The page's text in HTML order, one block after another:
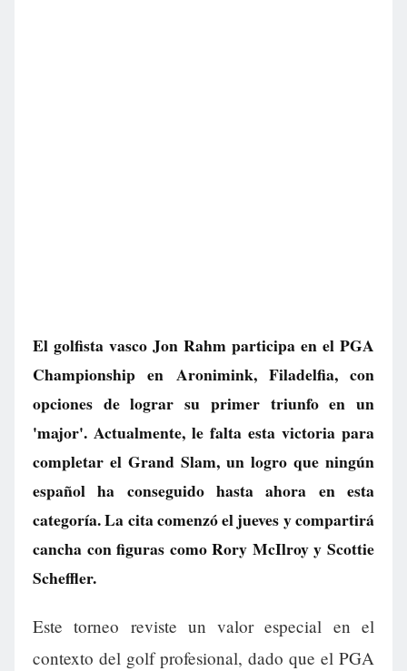
El golfista vasco Jon Rahm participa en el PGA
Championship en Aronimink, Filadelfia, con
opciones de lograr su primer triunfo en un
'major'. Actualmente, le falta esta victoria para
completar el Grand Slam, un logro que ningún
español ha conseguido hasta ahora en esta
categoría. La cita comenzó el jueves y compartirá
cancha con figuras como Rory McIlroy y Scottie
Scheffler.
Este torneo reviste un valor especial en el
contexto del golf profesional, dado que el PGA